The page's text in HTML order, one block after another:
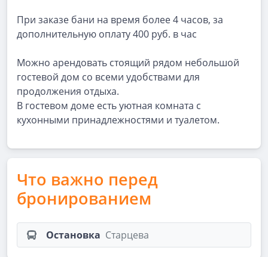
При заказе бани на время более 4 часов, за
дополнительную оплату 400 руб. в час
Можно арендовать стоящий рядом небольшой
гостевой дом со всеми удобствами для
продолжения отдыха.
В гостевом доме есть уютная комната с
кухонными принадлежностями и туалетом.
Что важно перед
бронированием
Остановка Старцева